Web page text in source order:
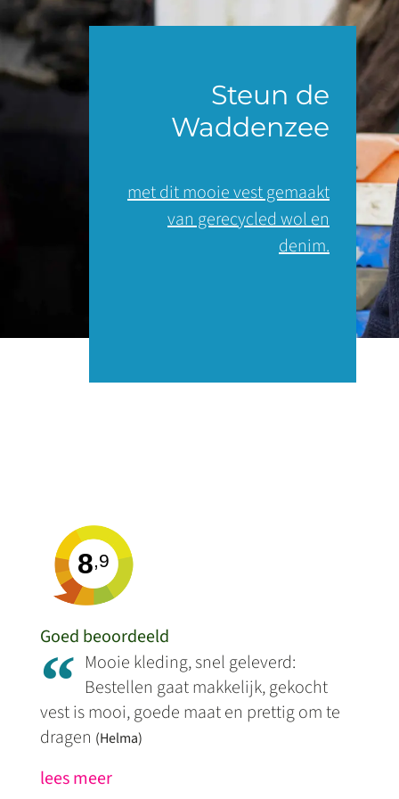
Steun de
Waddenzee
met dit mooie vest gemaakt
van gerecycled wol en
denim.
8,9
Goed beoordeeld
“ Mooie kleding, snel geleverd:
Bestellen gaat makkelijk, gekocht
vest is mooi, goede maat en prettig om te
dragen (Helma)
lees meer